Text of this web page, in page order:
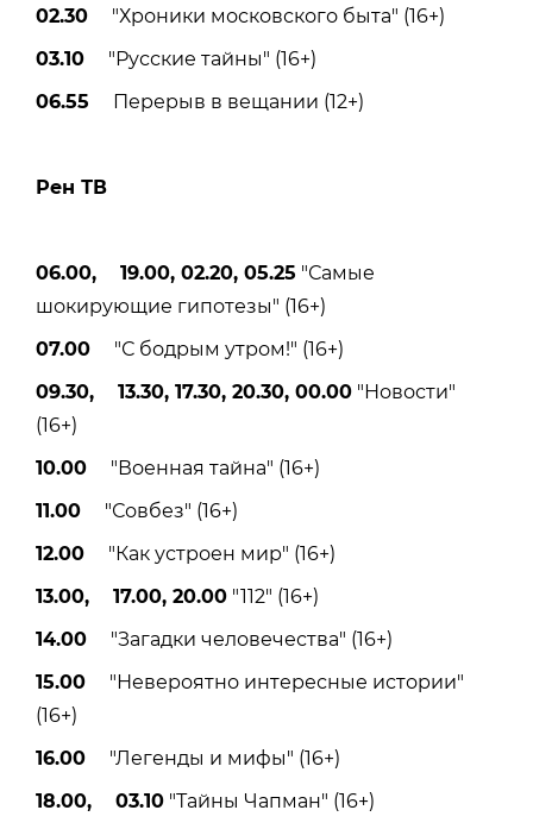
02.30 "Хроники московского быта" (16+)
03.10 "Русские тайны" (16+)
06.55 Перерыв в вещании (12+)
Рен ТВ
06.00, 19.00, 02.20, 05.25 "Самые
шокирующие гипотезы" (16+)
07.00 "С бодрым утром!" (16+)
09.30, 13.30, 17.30, 20.30, 00.00 "Новости"
(16+)
10.00 "Военная тайна" (16+)
11.00 "Совбез" (16+)
12.00 "Как устроен мир" (16+)
13.00, 17.00, 20.00 "112" (16+)
14.00 "Загадки человечества" (16+)
15.00 "Невероятно интересные истории"
(16+)
16.00 "Легенды и мифы" (16+)
18.00, 03.10 "Тайны Чапман" (16+)